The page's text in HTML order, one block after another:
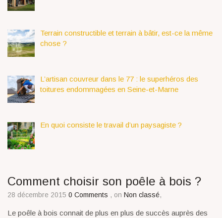
Terrain constructible et terrain à bâtir, est-ce la même
chose ?
L’artisan couvreur dans le 77 : le superhéros des
toitures endommagées en Seine-et-Marne
En quoi consiste le travail d’un paysagiste ?
Comment choisir son poêle à bois ?
28 décembre 2015 0 Comments , on Non classé,
Le poêle à bois connait de plus en plus de succès auprès des